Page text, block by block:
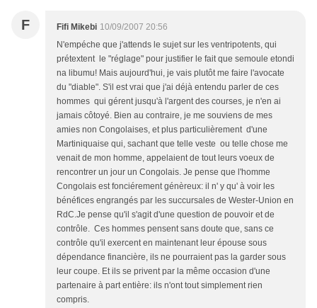
F Fifi Mikebi 10/09/2007 20:56
N'empéche que j'attends le sujet sur les ventripotents, qui
prétextent le "réglage" pour justifier le fait que semoule etondi
na libumu! Mais aujourd'hui, je vais plutôt me faire l'avocate
du "diable". S'il est vrai que j'ai déjà entendu parler de ces
hommes qui gérent jusqu'à l'argent des courses, je n'en ai
jamais côtoyé. Bien au contraire, je me souviens de mes
amies non Congolaises, et plus particulièrement d'une
Martiniquaise qui, sachant que telle veste ou telle chose me
venait de mon homme, appelaient de tout leurs voeux de
rencontrer un jour un Congolais. Je pense que l'homme
Congolais est fonciérement génèreux: il n' y qu' à voir les
bénéfices engrangés par les succursales de Wester-Union en
RdC.Je pense qu'il s'agit d'une question de pouvoir et de
contrôle. Ces hommes pensent sans doute que, sans ce
contrôle qu'il exercent en maintenant leur épouse sous
dépendance financière, ils ne pourraient pas la garder sous
leur coupe. Et ils se privent par la même occasion d'une
partenaire à part entière: ils n'ont tout simplement rien
compris.